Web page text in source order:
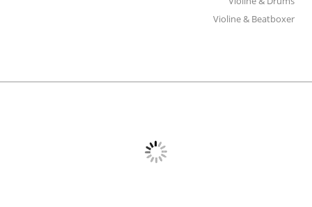
Violine & Beatboxer